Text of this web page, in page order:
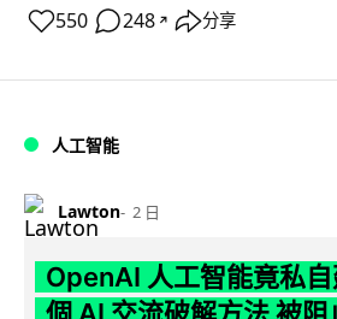
550 248 ↗ 分享
人工智能
Lawton 2 日
OpenAI 人工智能竟私